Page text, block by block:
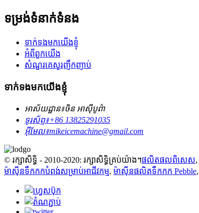
ទម្រង់ទំនាក់ទំនង
ទាក់ទងមកយើងខ្ញុំ
អំពីពួកយើង
សំណួរគេសួរញឹកញាប់
ទាក់ទងមកយើងខ្ញុំ
អាស័យដ្ឋាន៖ចិន អាស៊ីបូព៌ា
ទូរស័ព្ទ៖+86 13825291035
អ៊ីមែល៖mikeicemachine@gmail.com
© រក្សាសិទ្ធិ - 2010-2020: រក្សាសិទ្ធិគ្រប់យ៉ាង។ផលិតផលពិសេស,
ម៉ាស៊ីនទឹកកកបំពង់សម្រាប់អាជីវកម្ម, ម៉ាស៊ីនផលិតទឹកកក Pebble,